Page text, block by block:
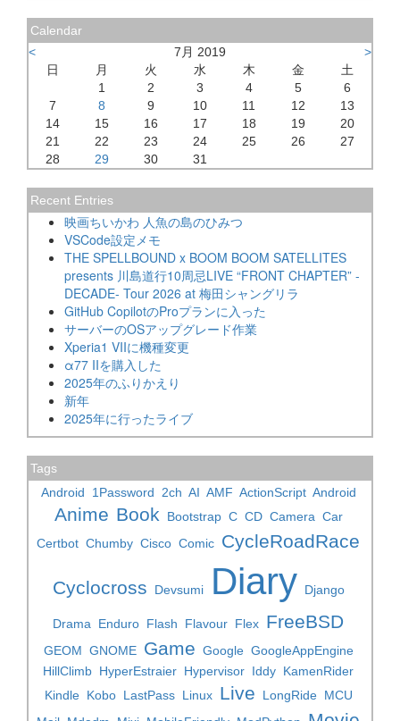
Calendar
<
7月 2019
>
日
月 火 水 木 金
土
1
2 3 4 5
6
7
8 9 10 11 12
13
14
15 16 17 18 19
20
21
22 23 24 25 26
27
28
29 30 31
Recent Entries
映画ちいかわ 人魚の島のひみつ
VSCode設定メモ
THE SPELLBOUND x BOOM BOOM SATELLITES
presents 川島道行10周忌LIVE “FRONT CHAPTER” -
DECADE- Tour 2026 at 梅田シャングリラ
GitHub CopilotのProプランに入った
サーバーのOSアップグレード作業
Xperia1 VIIに機種変更
α77 IIを購入した
2025年のふりかえり
新年
2025年に行ったライブ
Tags
Android
1Password 2ch AI AMF ActionScript Android
Anime Book Bootstrap C CD Camera Car
Certbot Chumby Cisco Comic CycleRoadRace
Cyclocross Devsumi Diary Django
Drama Enduro Flash Flavour Flex FreeBSD
GEOM GNOME Game Google GoogleAppEngine
HillClimb HyperEstraier Hypervisor Iddy KamenRider
Kindle Kobo LastPass Linux Live LongRide MCU